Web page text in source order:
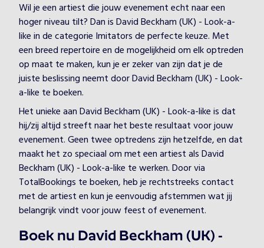
Wil je een artiest die jouw evenement echt naar een
hoger niveau tilt? Dan is David Beckham (UK) - Look-a-
like in de categorie Imitators de perfecte keuze. Met
een breed repertoire en de mogelijkheid om elk optreden
op maat te maken, kun je er zeker van zijn dat je de
juiste beslissing neemt door David Beckham (UK) - Look-
a-like te boeken.
Het unieke aan David Beckham (UK) - Look-a-like is dat
hij/zij altijd streeft naar het beste resultaat voor jouw
evenement. Geen twee optredens zijn hetzelfde, en dat
maakt het zo speciaal om met een artiest als David
Beckham (UK) - Look-a-like te werken. Door via
TotalBookings te boeken, heb je rechtstreeks contact
met de artiest en kun je eenvoudig afstemmen wat jij
belangrijk vindt voor jouw feest of evenement.
Boek nu David Beckham (UK) -